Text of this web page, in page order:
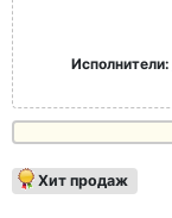
Исполнители:
Хит продаж